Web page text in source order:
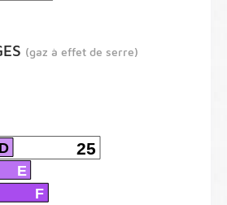
(gaz à effet de serre)
25
D
E
F